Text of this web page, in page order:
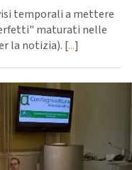
temporali a mettere
maturati nelle
la notizia). [...]